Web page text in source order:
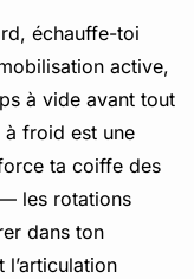
échauffe-toi
active,
à vide avant tout
à froid est une
ta coiffe des
les rotations
dans ton
l’articulation